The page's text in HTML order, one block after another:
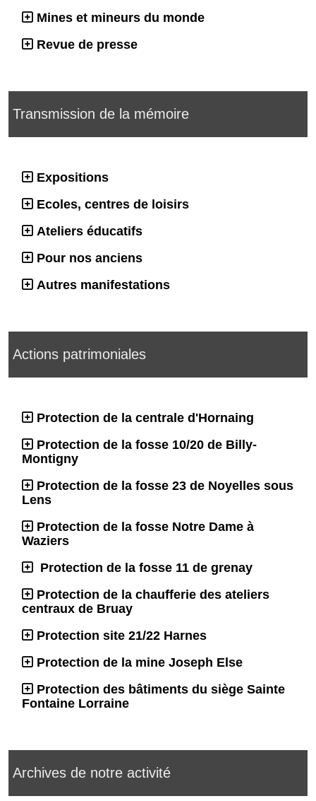
Mines et mineurs du monde
Revue de presse
Transmission de la mémoire
Expositions
Ecoles, centres de loisirs
Ateliers éducatifs
Pour nos anciens
Autres manifestations
Actions patrimoniales
Protection de la centrale d'Hornaing
Protection de la fosse 10/20 de Billy-
Montigny
Protection de la fosse 23 de Noyelles sous
Lens
Protection de la fosse Notre Dame à
Waziers
Protection de la fosse 11 de grenay
Protection de la chaufferie des ateliers
centraux de Bruay
Protection site 21/22 Harnes
Protection de la mine Joseph Else
Protection des bâtiments du siège Sainte
Fontaine Lorraine
Archives de notre activité